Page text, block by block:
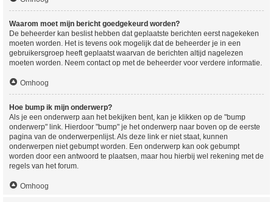
Waarom moet mijn bericht goedgekeurd worden?
De beheerder kan beslist hebben dat geplaatste berichten eerst nagekeken
moeten worden. Het is tevens ook mogelijk dat de beheerder je in een
gebruikersgroep heeft geplaatst waarvan de berichten altijd nagelezen
moeten worden. Neem contact op met de beheerder voor verdere informatie.
Omhoog
Hoe bump ik mijn onderwerp?
Als je een onderwerp aan het bekijken bent, kan je klikken op de "bump
onderwerp" link. Hierdoor "bump" je het onderwerp naar boven op de eerste
pagina van de onderwerpenlijst. Als deze link er niet staat, kunnen
onderwerpen niet gebumpt worden. Een onderwerp kan ook gebumpt
worden door een antwoord te plaatsen, maar hou hierbij wel rekening met de
regels van het forum.
Omhoog